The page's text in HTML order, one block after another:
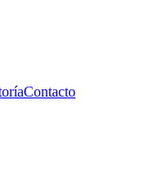
Contacto